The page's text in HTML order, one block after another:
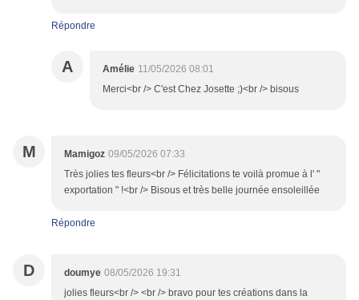
Répondre
A Amélie 11/05/2026 08:01
Merci<br /> C'est Chez Josette ;)<br /> bisous
M Mamigoz 09/05/2026 07:33
Très jolies tes fleurs<br /> Félicitations te voilà promue à l' "
exportation " !<br /> Bisous et très belle journée ensoleillée
Répondre
D doumye 08/05/2026 19:31
jolies fleurs<br /> <br /> bravo pour tes créations dans la